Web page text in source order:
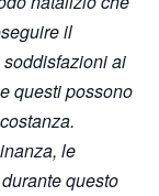
il
ai
questi possono
le
questo